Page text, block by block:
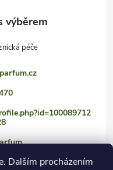
Dalším procházením